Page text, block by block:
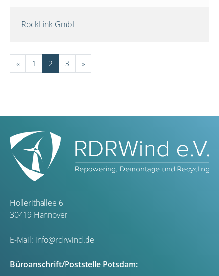
RockLink GmbH
« 1 2 3 »
Hollerithallee 6
30419 Hannover
E-Mail: info@rdrwind.de
Büroanschrift/Poststelle Potsdam: